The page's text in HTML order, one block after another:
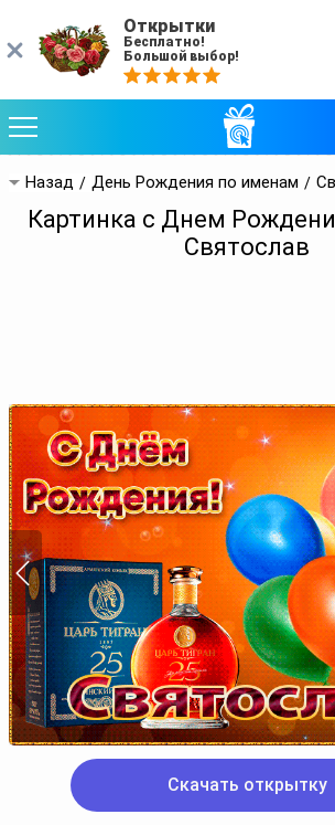
Назад День Рождения по именам
Картинка с Днем
Святослав
Скачать открытку
Открытки
Бесплатно!
Большой выбор!